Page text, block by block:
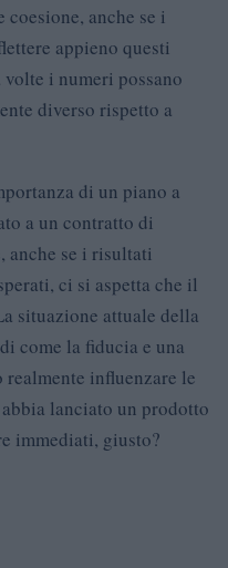
anche se i
appieno questi
i numeri possano
diverso rispetto a
di un piano a
a un contratto di
anche se i risultati
ci si aspetta che il
situazione attuale della
come la fiducia e una
influenzare le
lanciato un prodotto
immediati, giusto?